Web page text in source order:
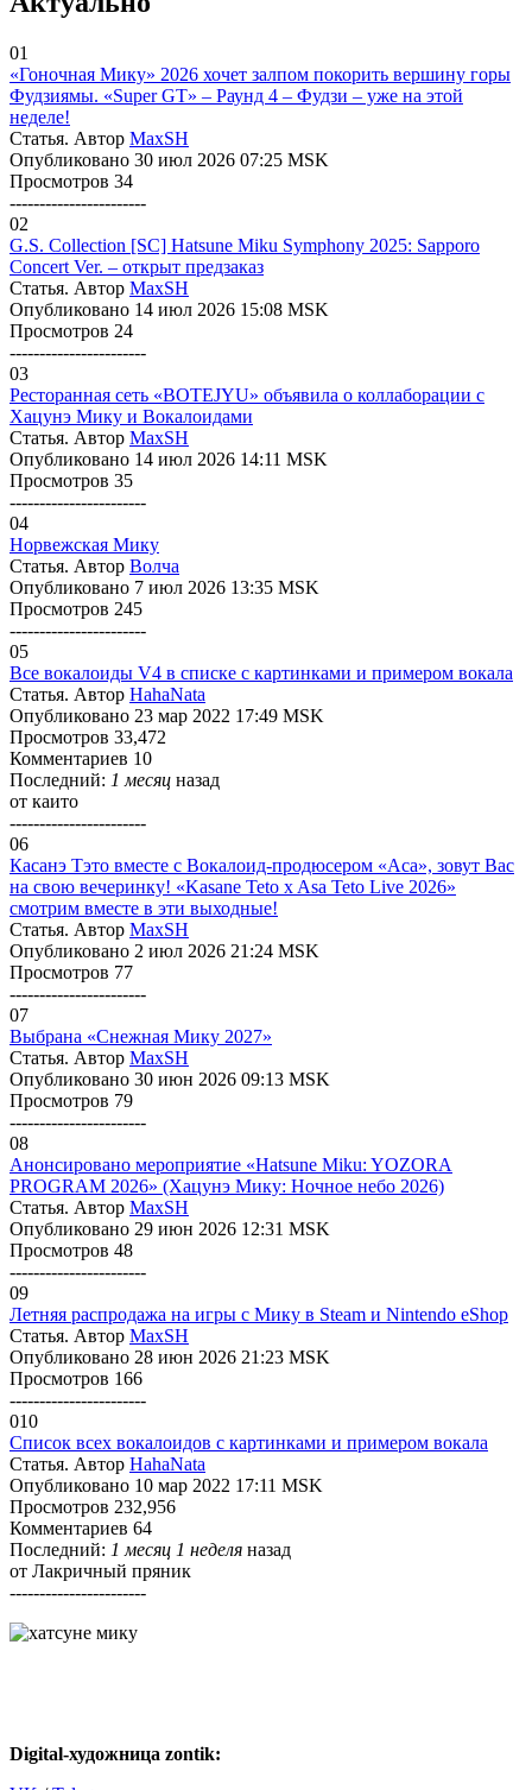
01
«Гоночная Мику» 2026 хочет залпом покорить вершину горы
Фудзиямы. «Super GT» – Раунд 4 – Фудзи – уже на этой
неделе!
Статья. Автор MaxSH
Опубликовано 30 июл 2026 07:25 MSK
Просмотров 34
-----------------------
02
G.S. Collection [SC] Hatsune Miku Symphony 2025: Sapporo
Concert Ver. – открыт предзаказ
Статья. Автор MaxSH
Опубликовано 14 июл 2026 15:08 MSK
Просмотров 24
-----------------------
03
Ресторанная сеть «BOTEJYU» объявила о коллаборации с
Хацунэ Мику и Вокалоидами
Статья. Автор MaxSH
Опубликовано 14 июл 2026 14:11 MSK
Просмотров 35
-----------------------
04
Норвежская Мику
Статья. Автор Волчa
Опубликовано 7 июл 2026 13:35 MSK
Просмотров 245
-----------------------
05
Все вокалоиды V4 в списке с картинками и примером вокала
Статья. Автор HahaNata
Опубликовано 23 мар 2022 17:49 MSK
Просмотров 33,472
Комментариев 10
Последний: 1 месяц назад
от каито
-----------------------
06
Касанэ Тэто вместе с Вокалоид-продюсером «Аса», зовут Вас
на свою вечеринку! «Kasane Teto x Asa Teto Live 2026»
смотрим вместе в эти выходные!
Статья. Автор MaxSH
Опубликовано 2 июл 2026 21:24 MSK
Просмотров 77
-----------------------
07
Выбрана «Снежная Мику 2027»
Статья. Автор MaxSH
Опубликовано 30 июн 2026 09:13 MSK
Просмотров 79
-----------------------
08
Анонсировано мероприятие «Hatsune Miku: YOZORA
PROGRAM 2026» (Хацунэ Мику: Ночное небо 2026)
Статья. Автор MaxSH
Опубликовано 29 июн 2026 12:31 MSK
Просмотров 48
-----------------------
09
Летняя распродажа на игры с Мику в Steam и Nintendo eShop
Статья. Автор MaxSH
Опубликовано 28 июн 2026 21:23 MSK
Просмотров 166
-----------------------
010
Список всех вокалоидов с картинками и примером вокала
Статья. Автор HahaNata
Опубликовано 10 мар 2022 17:11 MSK
Просмотров 232,956
Комментариев 64
Последний: 1 месяц 1 неделя назад
от Лакричный пряник
-----------------------
Digital-художница zontik: